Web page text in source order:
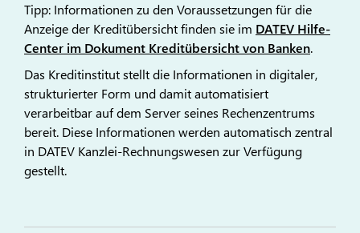
Tipp: Informationen zu den Voraussetzungen für die
Anzeige der Kreditübersicht finden sie im DATEV Hilfe-
Center im Dokument Kreditübersicht von Banken.
Das Kreditinstitut stellt die Informationen in digitaler,
strukturierter Form und damit automatisiert
verarbeitbar auf dem Server seines Rechenzentrums
bereit. Diese Informationen werden automatisch zentral
in DATEV Kanzlei-Rechnungswesen zur Verfügung
gestellt.